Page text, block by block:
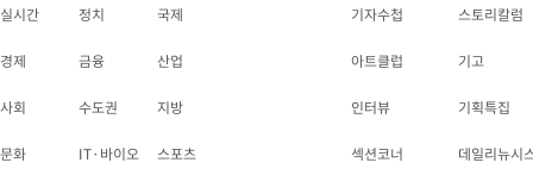
실시간 정치 국제
경제 금융 산업
사회 수도권 지방
문화 IT·바이오 스포츠
기자수첩 스토리칼럼
아트클럽 기고
인터뷰 기획특집
섹션코너 데일리뉴시